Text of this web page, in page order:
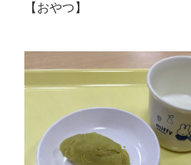
【おやつ】